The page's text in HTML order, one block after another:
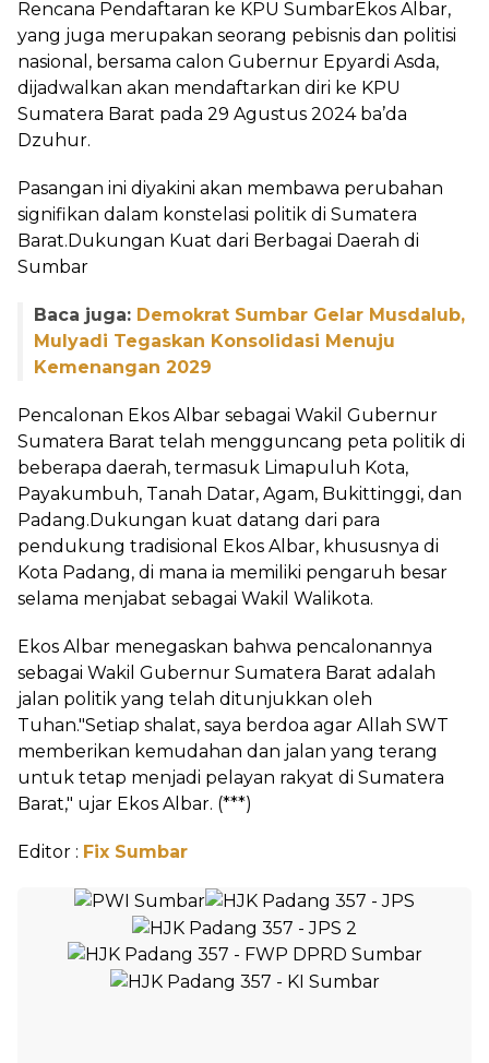
Rencana Pendaftaran ke KPU SumbarEkos Albar,
yang juga merupakan seorang pebisnis dan politisi
nasional, bersama calon Gubernur Epyardi Asda,
dijadwalkan akan mendaftarkan diri ke KPU
Sumatera Barat pada 29 Agustus 2024 ba’da
Dzuhur.
Pasangan ini diyakini akan membawa perubahan
signifikan dalam konstelasi politik di Sumatera
Barat.Dukungan Kuat dari Berbagai Daerah di
Sumbar
Baca juga: Demokrat Sumbar Gelar Musdalub,
Mulyadi Tegaskan Konsolidasi Menuju
Kemenangan 2029
Pencalonan Ekos Albar sebagai Wakil Gubernur
Sumatera Barat telah mengguncang peta politik di
beberapa daerah, termasuk Limapuluh Kota,
Payakumbuh, Tanah Datar, Agam, Bukittinggi, dan
Padang.Dukungan kuat datang dari para
pendukung tradisional Ekos Albar, khususnya di
Kota Padang, di mana ia memiliki pengaruh besar
selama menjabat sebagai Wakil Walikota.
Ekos Albar menegaskan bahwa pencalonannya
sebagai Wakil Gubernur Sumatera Barat adalah
jalan politik yang telah ditunjukkan oleh
Tuhan."Setiap shalat, saya berdoa agar Allah SWT
memberikan kemudahan dan jalan yang terang
untuk tetap menjadi pelayan rakyat di Sumatera
Barat," ujar Ekos Albar. (***)
Editor : Fix Sumbar